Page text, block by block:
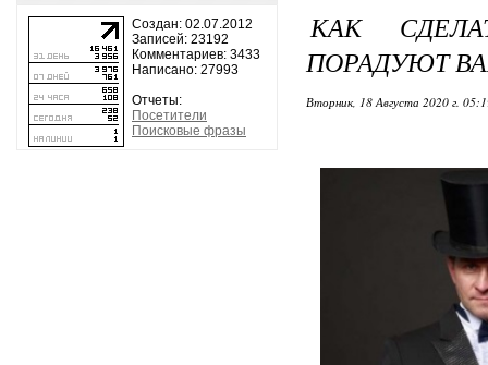
Создан: 02.07.2012
Записей: 23192
Комментариев: 3433
Написано: 27993
Отчеты:
Посетители
Поисковые фразы
КАК
ПОРАДУЮТ
Вторник, 18 Августа 2020 г.